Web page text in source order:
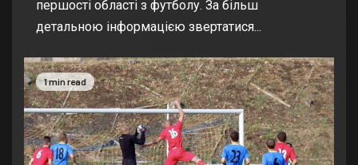
першості області з футболу. За більш
детальною інформацією звертатися...
1 min read